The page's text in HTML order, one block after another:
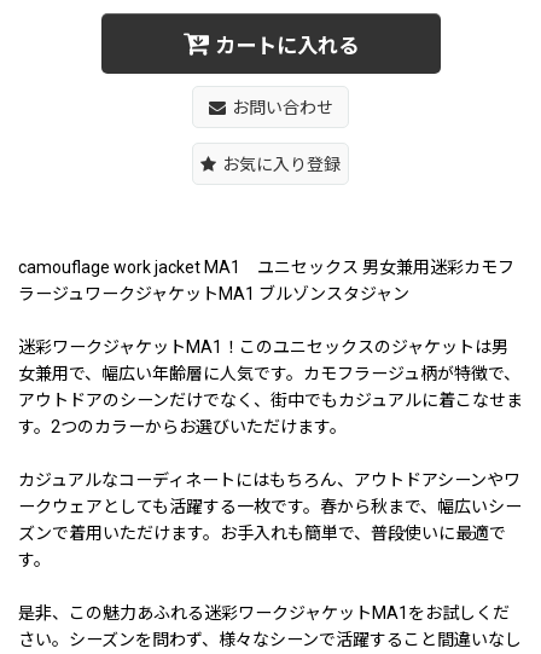
カートに入れる
お問い合わせ
お気に入り登録
camouflage work jacket MA1 ユニセックス 男女兼用迷彩カモフ
ラージュワークジャケットMA1 ブルゾンスタジャン
迷彩ワークジャケットMA1！このユニセックスのジャケットは男
女兼用で、幅広い年齢層に人気です。カモフラージュ柄が特徴で、
アウトドアのシーンだけでなく、街中でもカジュアルに着こなせま
す。2つのカラーからお選びいただけます。
カジュアルなコーディネートにはもちろん、アウトドアシーンやワ
ークウェアとしても活躍する一枚です。春から秋まで、幅広いシー
ズンで着用いただけます。お手入れも簡単で、普段使いに最適で
す。
是非、この魅力あふれる迷彩ワークジャケットMA1をお試しくだ
さい。シーズンを問わず、様々なシーンで活躍すること間違いなし